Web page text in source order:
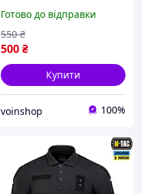
Готово до відправки
500₴
550 ₴
Купити
voinshop 100%